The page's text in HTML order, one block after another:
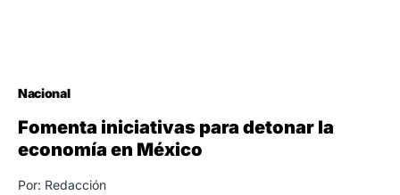
Nacional
Fomenta iniciativas para detonar la
economía en México
Por: Redacción